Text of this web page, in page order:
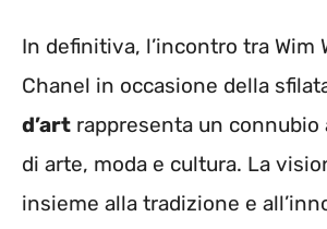
In definitiva, l’incontro tra Wim
Chanel in occasione della
d’art rappresenta un connubio
di arte, moda e cultura. La
insieme alla tradizione e